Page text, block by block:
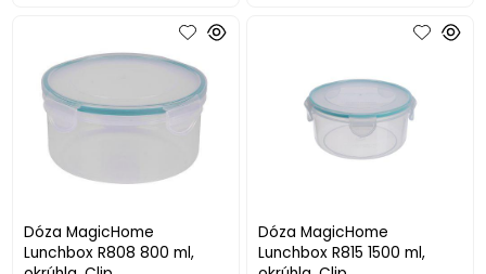
Dóza MagicHome
Lunchbox R808 800 ml,
Dóza MagicHome
Lunchbox R815 1500 ml,